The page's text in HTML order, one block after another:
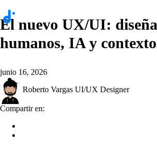
El nuevo UX/UI:
humanos, IA y
junio 16, 2026
Roberto Vargas UI/UX Designer
Compartir en: